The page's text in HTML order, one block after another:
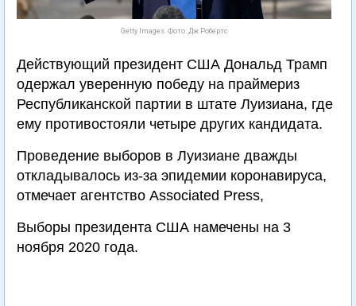
Getty Images. Фото: Дж.Робертс
Действующий президент США Дональд Трамп
одержал уверенную победу на праймериз
Республиканской партии в штате Луизиана, где
ему противостояли четыре других кандидата.
Проведение выборов в Луизиане дважды
откладывалось из-за эпидемии коронавируса,
отмечает агентство Associated Press,
Выборы президента США намечены на 3
ноября 2020 года.